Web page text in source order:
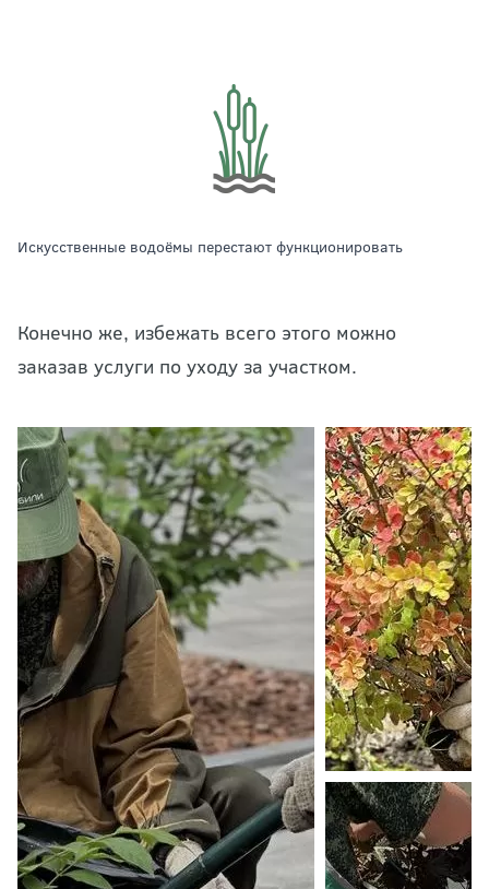
искусственные водоёмы перестают функционировать
Конечно же, избежать всего этого можно
заказав услуги по уходу за участком.